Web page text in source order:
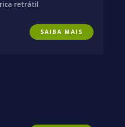
retrátil
SAIBA MAIS